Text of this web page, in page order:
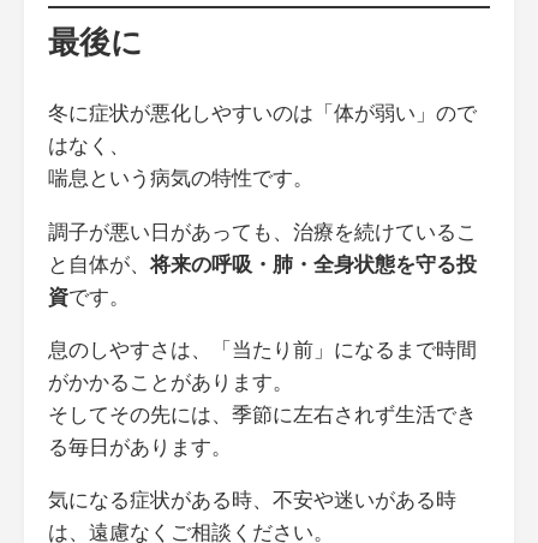
最後に
冬に症状が悪化しやすいのは「体が弱い」ので
はなく、
喘息という病気の特性です。
調子が悪い日があっても、治療を続けているこ
と自体が、将来の呼吸・肺・全身状態を守る投
資です。
息のしやすさは、「当たり前」になるまで時間
がかかることがあります。
そしてその先には、季節に左右されず生活でき
る毎日があります。
気になる症状がある時、不安や迷いがある時
は、遠慮なくご相談ください。